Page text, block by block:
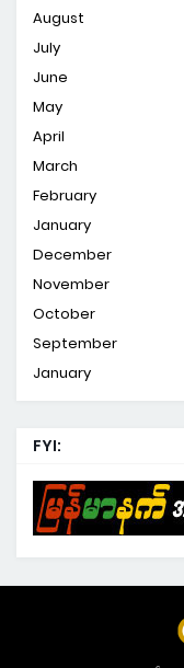
August
July
June
May
April
March
February
January
December
November
October
September
January
FYI: